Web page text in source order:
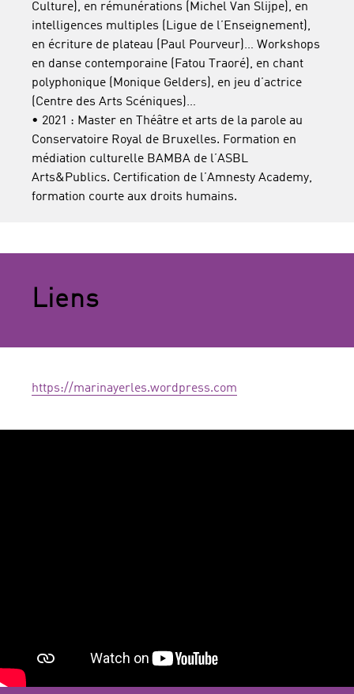
Culture), en rémunérations (Michel Van Slijpe), en
intelligences multiples (Ligue de l’Enseignement),
en écriture de plateau (Paul Pourveur)… Workshops
en danse contemporaine (Fatou Traoré), en chant
polyphonique (Monique Gelders), en jeu d’actrice
(Centre des Arts Scéniques)…
• 2021 : Master en Théâtre et arts de la parole au
Conservatoire Royal de Bruxelles. Formation en
médiation culturelle BAMBA de l’ASBL
Arts&Publics. Certification de l’Amnesty Academy,
formation courte aux droits humains.
Liens
https://marinayerles.wordpress.com